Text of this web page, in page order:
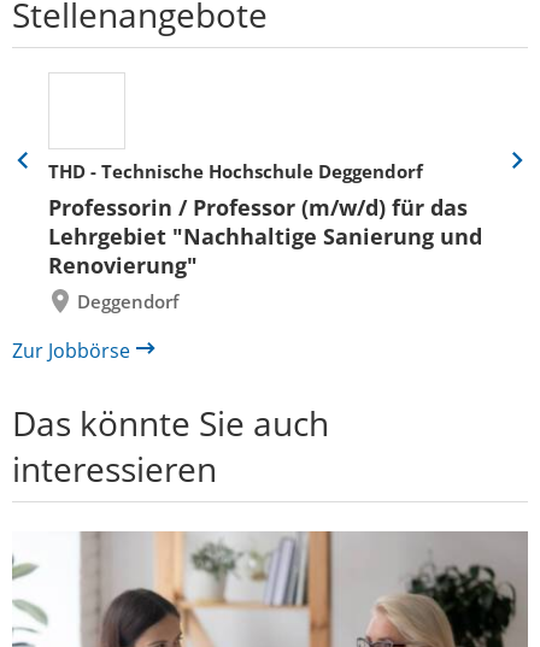
Stellenangebote
THD - Technische Hochschule Deggendorf
Professorin / Professor (m/w/d) für das
Lehrgebiet "Nachhaltige Sanierung und
Renovierung"
Deggendorf
Eine
zurück
Eine
Zur Jobbörse
Das könnte Sie auch
interessieren